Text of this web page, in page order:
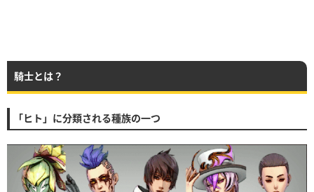
騎士とは？
「ヒト」に分類される種族の一つ